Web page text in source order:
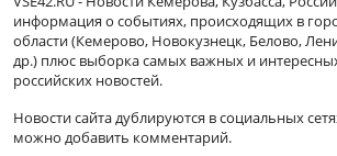
информация о событиях, происходящих в
области (Кемерово, Новокузнецк, Белово,
др.) плюс выборка самых важных и
российских новостей.
Новости сайта дублируются в социальных
можно добавить комментарий.